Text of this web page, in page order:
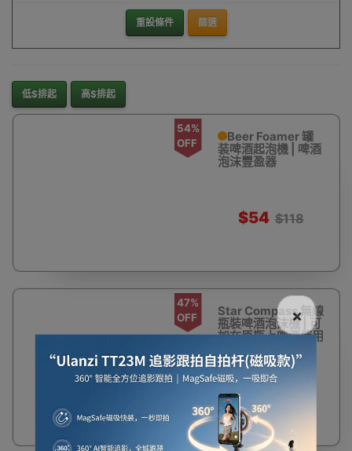
重設條件 篩選
低$排起 高$排起
54%
OFF
Beer Foamer 罐
装啤酒起泡機 | 啤酒
泡沫豐盈器
$54 $118
47%
OFF
Star Compass 無線
瓶裝啤酒泡沫機 | 可
加在原瓶上啤酒使用
$173 $328
×